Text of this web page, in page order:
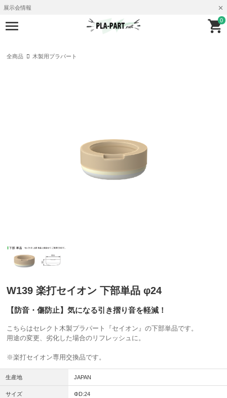
展示会情報
0
全商品 木製用プラパート
W139 楽打セイオン 下部単品 φ24
【防音・傷防止】気になる引き摺り音を軽減！
こちらはセレクト木製プラパート『セイオン』の下部単品です。
用途の変更、劣化した場合のリフレッシュに。
※楽打セイオン専用交換品です。
生産地 JAPAN
サイズ
ΦD:24